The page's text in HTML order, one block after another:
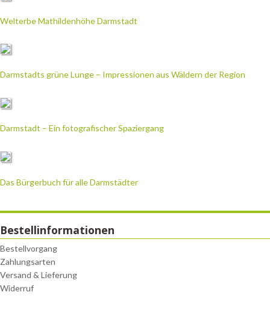
Welterbe Mathildenhöhe Darmstadt
Darmstadts grüne Lunge – Impressionen aus Wäldern der Region
Darmstadt – Ein fotografischer Spaziergang
Das Bürgerbuch für alle Darmstädter
Bestellinformationen
Bestellvorgang
Zahlungsarten
Versand & Lieferung
Widerruf